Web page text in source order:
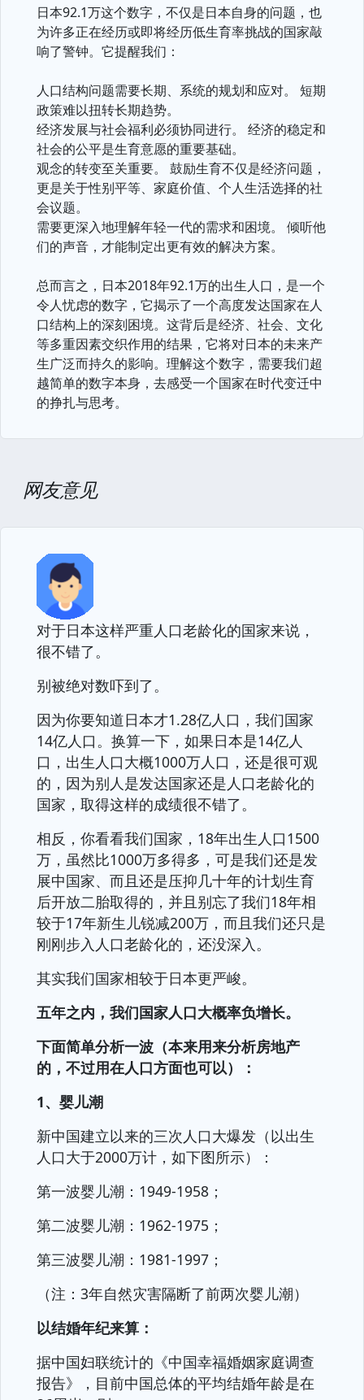
日本92.1万这个数字，不仅是日本自身的问题，也
为许多正在经历或即将经历低生育率挑战的国家敲
响了警钟。它提醒我们：
人口结构问题需要长期、系统的规划和应对。 短期
政策难以扭转长期趋势。
经济发展与社会福利必须协同进行。 经济的稳定和
社会的公平是生育意愿的重要基础。
观念的转变至关重要。 鼓励生育不仅是经济问题，
更是关于性别平等、家庭价值、个人生活选择的社
会议题。
需要更深入地理解年轻一代的需求和困境。 倾听他
们的声音，才能制定出更有效的解决方案。
总而言之，日本2018年92.1万的出生人口，是一个
令人忧虑的数字，它揭示了一个高度发达国家在人
口结构上的深刻困境。这背后是经济、社会、文化
等多重因素交织作用的结果，它将对日本的未来产
生广泛而持久的影响。理解这个数字，需要我们超
越简单的数字本身，去感受一个国家在时代变迁中
的挣扎与思考。
网友意见
对于日本这样严重人口老龄化的国家来说，
很不错了。
别被绝对数吓到了。
因为你要知道日本才1.28亿人口，我们国家
14亿人口。换算一下，如果日本是14亿人
口，出生人口大概1000万人口，还是很可观
的，因为别人是发达国家还是人口老龄化的
国家，取得这样的成绩很不错了。
相反，你看看我们国家，18年出生人口1500
万，虽然比1000万多得多，可是我们还是发
展中国家、而且还是压抑几十年的计划生育
后开放二胎取得的，并且别忘了我们18年相
较于17年新生儿锐减200万，而且我们还只是
刚刚步入人口老龄化的，还没深入。
其实我们国家相较于日本更严峻。
五年之内，我们国家人口大概率负增长。
下面简单分析一波（本来用来分析房地产
的，不过用在人口方面也可以）：
1、婴儿潮
新中国建立以来的三次人口大爆发（以出生
人口大于2000万计，如下图所示）：
第一波婴儿潮：1949-1958；
第二波婴儿潮：1962-1975；
第三波婴儿潮：1981-1997；
（注：3年自然灾害隔断了前两次婴儿潮）
以结婚年纪来算：
据中国妇联统计的《中国幸福婚姻家庭调查
报告》，目前中国总体的平均结婚年龄是在